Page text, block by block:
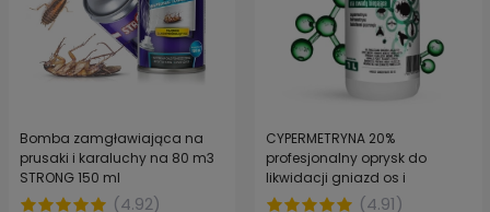
Bomba zamgławiająca na
prusaki i karaluchy na 80 m3
STRONG 150 ml
(4.92)
CYPERMETRYNA 20%
profesjonalny oprysk do
likwidacji gniazd os i
szerszeni. Środek do
(4.91)